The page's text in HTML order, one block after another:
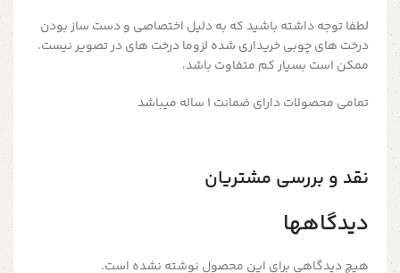
لطفا توجه داشته باشید که به دلیل اختصاصی و دست ساز بودن
درخت های چوبی خریداری شده لزوما درخت های در تصویر نیست.
ممکن است بسیار کم متفاوت باشد،
تمامی محصولات دارای ضمانت ۱ ساله میباشد
نقد و بررسی مشتریان
دیدگاهها
هیچ دیدگاهی برای این محصول نوشته نشده است.